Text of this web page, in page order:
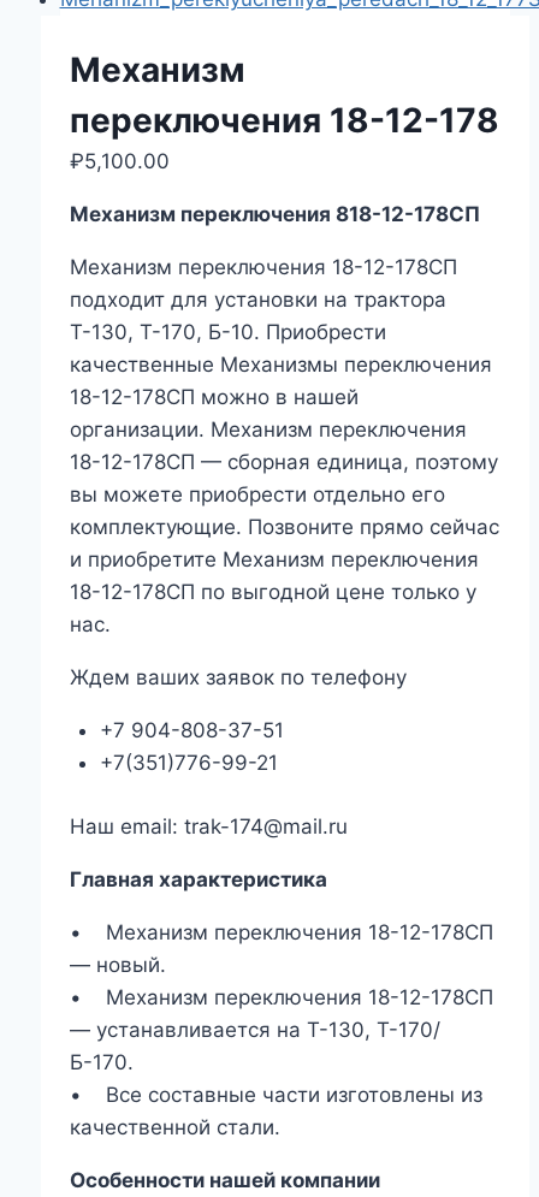
Механизм
переключения 18-12-178
₽5,100.00
Механизм переключения 818-12-178СП
Механизм переключения 18-12-178СП
подходит для установки на трактора
Т-130, Т-170, Б-10. Приобрести
качественные Механизмы переключения
18-12-178СП можно в нашей
организации. Механизм переключения
18-12-178СП — сборная единица, поэтому
вы можете приобрести отдельно его
комплектующие. Позвоните прямо сейчас
и приобретите Механизм переключения
18-12-178СП по выгодной цене только у
нас.
Ждем ваших заявок по телефону
+7 904-808-37-51
+7(351)776-99-21
Наш email: trak-174@mail.ru
Главная характеристика
• Механизм переключения 18-12-178СП
— новый.
• Механизм переключения 18-12-178СП
— устанавливается на Т-130, Т-170/
Б-170.
• Все составные части изготовлены из
качественной стали.
Особенности нашей компании